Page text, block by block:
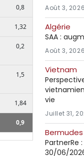
0,8
1,32
0,2
1,5
1,84
0,9
Août 3, 2026
Algérie
SAA :
Août 3, 2026
Vietnam
vie
Juillet 31,
Bermudes
PartnerRe
30/06/